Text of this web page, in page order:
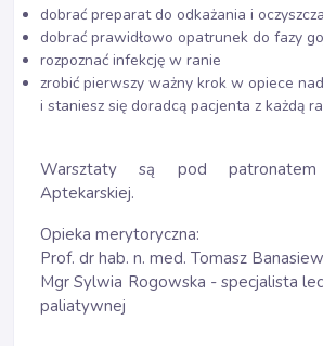
dobrać preparat do odkażania i
dobrać prawidłowo opatrunek do fazy
rozpoznać infekcję w ranie
zrobić pierwszy ważny krok w opiece
i staniesz się doradcą pacjenta z każdą
Warsztaty są pod
Aptekarskiej.
Opieka merytoryczna:
Prof. dr hab. n. med. Tomasz
Mgr Sylwia Rogowska - specjalista
paliatywnej